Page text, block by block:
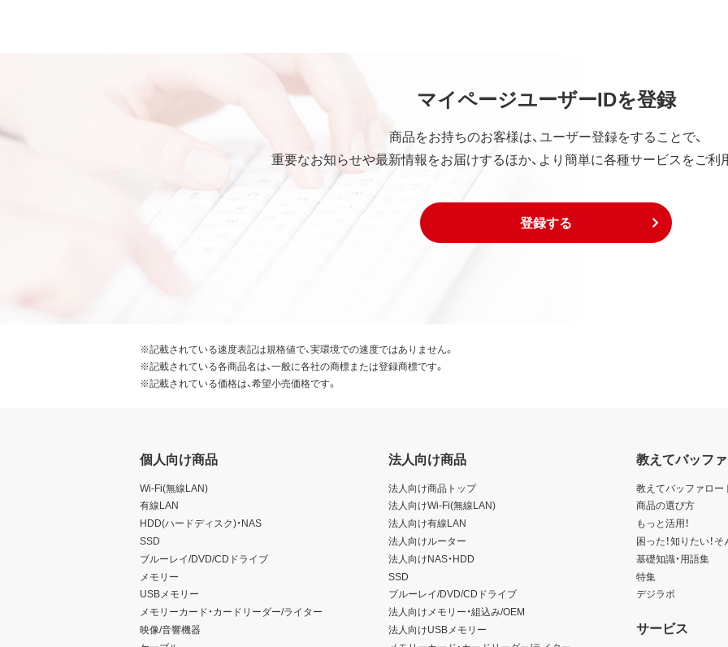
マイページユーザーIDを登録
商品をお持ちのお客様は、ユーザー登録をすることで、
重要なお知らせや最新情報をお届けするほか、より簡単に各種サービスをご利
登録する
※記載されている速度表記は規格値で、実環境での速度ではありません。
※記載されている各商品名は、一般に各社の商標または登録商標です。
※記載されている価格は、希望小売価格です。
個人向け商品
Wi-Fi(無線LAN)
有線LAN
HDD(ハードディスク)・NAS
SSD
ブルーレイ/DVD/CDドライブ
メモリー
USBメモリー
メモリーカード・カードリーダー/ライター
映像/音響機器
法人向け商品
法人向け商品トップ
法人向けWi-Fi(無線LAN)
法人向け有線LAN
法人向けルーター
法人向けNAS・HDD
SSD
ブルーレイ/DVD/CDドライブ
法人向けメモリー・組込み/OEM
法人向けUSBメモリー
教えてバッフ
教えてバッファロー
商品の選び方
もっと活用！
困った！知りたい！
基礎知識・用語集
特集
デジラボ
サービス